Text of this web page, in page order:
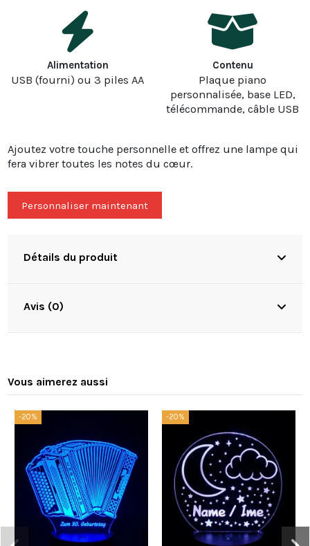
Alimentation
USB (fourni) ou 3 piles AA
Contenu
Plaque piano
personnalisée, base LED,
télécommande, câble USB
Ajoutez votre touche personnelle et offrez une lampe qui
fera vibrer toutes les notes du cœur.
Personnaliser maintenant
Détails du produit
Avis (0)
Vous aimerez aussi
-20% -20%